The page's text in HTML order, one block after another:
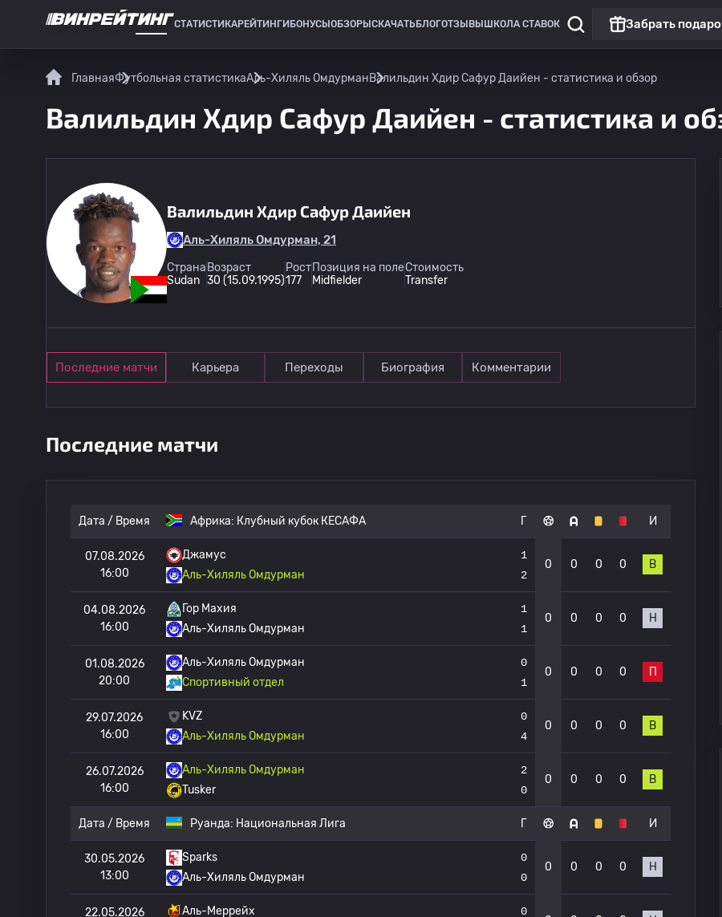
СТАТИСТИКАРЕЙТИНГИ БОНУСЫ ОБЗОРЫ СКАЧАТЬ БЛОГОТЗЫВЫ ШКОЛА СТАВОК Забрать
ГлавнаяФутбольная статистикаАль-Хиляль ОмдурманВалильдин Хдир Сафур Даийен - статистика и обзор
Валильдин Хдир Сафур Даийен - статистика и
Валильдин Хдир Сафур Даийен
Аль-Хиляль Омдурман, 21
Страна
Sudan
Возраст
30 (15.09.1995)
Рост
177
Позиция на поле
Midfielder
Стоимость
Transfer
Последние матчи Карьера Переходы Биография Комментарии
Последние матчи
Дата / Время Африка: Клубный кубок КЕСАФА Г И
07.08.2026
16:00
Джамус
Аль-Хиляль Омдурман
1
2
0 0 0 0 В
04.08.2026
16:00
Гор Махия
Аль-Хиляль Омдурман
1
1
0 0 0 0 Н
01.08.2026
20:00
Аль-Хиляль Омдурман
Спортивный отдел
0
1
0 0 0 0 П
29.07.2026
16:00
KVZ
Аль-Хиляль Омдурман
0
4
0 0 0 0 В
26.07.2026
16:00
Аль-Хиляль Омдурман
Tusker
2
0
0 0 0 0 В
Дата / Время Руанда: Национальная Лига Г И
30.05.2026
13:00
Sparks
Аль-Хиляль Омдурман
0
0
0 0 0 0 Н
22.05.2026
Аль-Меррейх
0